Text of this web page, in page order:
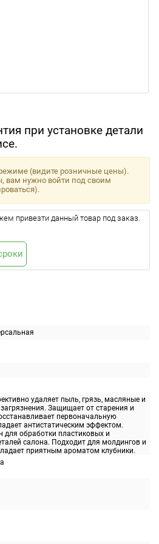
при установке детали
удаляет пыль, грязь, масляные и
Защищает от старения и
первоначальную
антистатическим эффектом.
для обработки пластиковых и
салона. Подходит для молдингов и
приятным ароматом клубники.
режиме (видите розничные цены).
вам нужно войти под своим
привезти данный товар под заказ.